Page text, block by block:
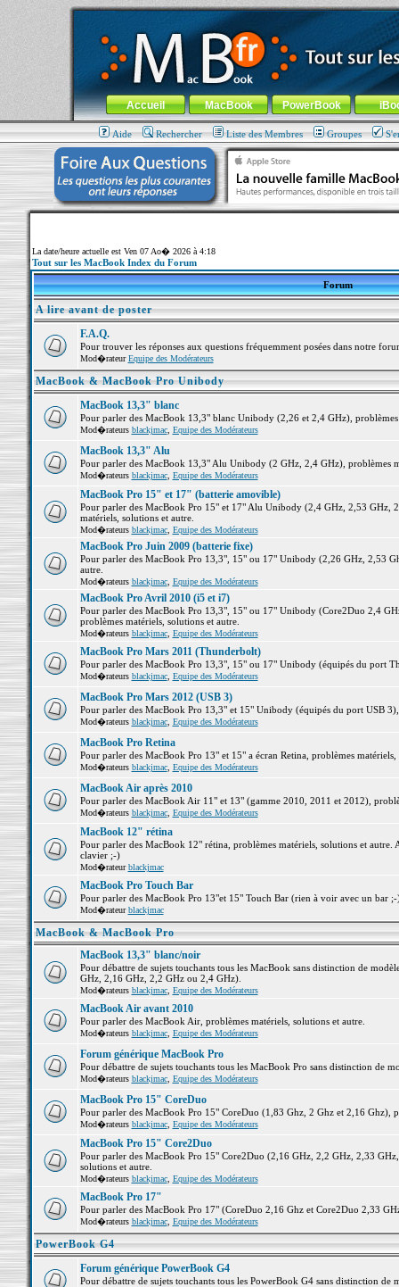
MacBook-fr.com : 100% Apple... 100% nomade !
Aller au contenu-Aller au menu général-Aller au menu de
Menu général
Accueil MacBook PowerBook
Aide Rechercher Liste des Membres Groupes
La date/heure actuelle est Ven 07 Ao� 2026 à 4:18
Tout sur les MacBook Index du Forum
Forum
A lire avant de poster
F.A.Q.
Pour trouver les réponses aux questions fréquemment posées dans notre
Mod�rateurEquipe des Modérateurs
MacBook & MacBook Pro Unibody
MacBook 13,3" blanc
Pour parler des MacBook 13,3" blanc Unibody (2,26 et 2,4 GHz),
Mod�rateurs blackjmac, Equipe des Modérateurs
MacBook 13,3" Alu
Pour parler des MacBook 13,3" Alu Unibody (2 GHz, 2,4 GHz), problèmes
Mod�rateurs blackjmac, Equipe des Modérateurs
MacBook Pro 15" et 17" (batterie amovible)
Pour parler des MacBook Pro 15" et 17" Alu Unibody (2,4 GHz, 2,53 GHz,
matériels, solutions et autre.
Mod�rateurs blackjmac, Equipe des Modérateurs
MacBook Pro Juin 2009 (batterie fixe)
Pour parler des MacBook Pro 13,3", 15" ou 17" Unibody (2,26 GHz, 2,53
autre.
Mod�rateurs blackjmac, Equipe des Modérateurs
MacBook Pro Avril 2010 (i5 et i7)
Pour parler des MacBook Pro 13,3", 15" ou 17" Unibody (Core2Duo 2,4
problèmes matériels, solutions et autre.
Mod�rateurs blackjmac, Equipe des Modérateurs
MacBook Pro Mars 2011 (Thunderbolt)
Pour parler des MacBook Pro 13,3", 15" ou 17" Unibody (équipés du port
Mod�rateurs blackjmac, Equipe des Modérateurs
MacBook Pro Mars 2012 (USB 3)
Pour parler des MacBook Pro 13,3" et 15" Unibody (équipés du port USB
Mod�rateurs blackjmac, Equipe des Modérateurs
MacBook Pro Retina
Pour parler des MacBook Pro 13" et 15" a écran Retina, problèmes matériels,
Mod�rateurs blackjmac, Equipe des Modérateurs
MacBook Air après 2010
Pour parler des MacBook Air 11" et 13" (gamme 2010, 2011 et 2012),
Mod�rateurs blackjmac, Equipe des Modérateurs
MacBook 12" rétina
Pour parler des MacBook 12" rétina, problèmes matériels, solutions et
clavier ;-)
Mod�rateurblackjmac
MacBook Pro Touch Bar
Pour parler des MacBook Pro 13"et 15" Touch Bar (rien à voir avec un bar
Mod�rateurblackjmac
MacBook & MacBook Pro
MacBook 13,3" blanc/noir
Pour débattre de sujets touchants tous les MacBook sans distinction de
GHz, 2,16 GHz, 2,2 GHz ou 2,4 GHz).
Mod�rateurs blackjmac, Equipe des Modérateurs
MacBook Air avant 2010
Pour parler des MacBook Air, problèmes matériels, solutions et autre.
Mod�rateurs blackjmac, Equipe des Modérateurs
Forum générique MacBook Pro
Pour débattre de sujets touchants tous les MacBook Pro sans distinction de
Mod�rateurs blackjmac, Equipe des Modérateurs
MacBook Pro 15" CoreDuo
Pour parler des MacBook Pro 15" CoreDuo (1,83 Ghz, 2 Ghz et 2,16 Ghz),
Mod�rateurs blackjmac, Equipe des Modérateurs
MacBook Pro 15" Core2Duo
Pour parler des MacBook Pro 15" Core2Duo (2,16 GHz, 2,2 GHz, 2,33
solutions et autre.
Mod�rateurs blackjmac, Equipe des Modérateurs
MacBook Pro 17"
Pour parler des MacBook Pro 17" (CoreDuo 2,16 Ghz et Core2Duo 2,33
Mod�rateurs blackjmac, Equipe des Modérateurs
PowerBook G4
Forum générique PowerBook G4
Pour débattre de sujets touchants tous les PowerBook G4 sans distinction de